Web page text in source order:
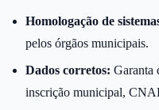
Homologação de
pelos órgãos municipais.
Dados corretos: Garanta
inscrição municipal,